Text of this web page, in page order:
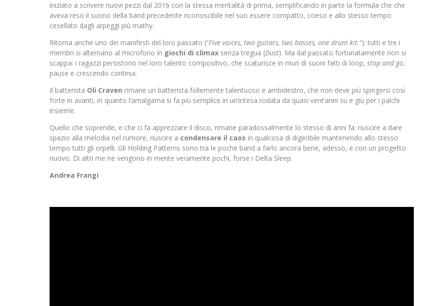
iniziato a scrivere nuovi pezzi dal 2016 con la stessa mentalità di prima, semplificando in parte la formula che che
aveva reso il suono della band precedente riconoscibile nel suo essere compatto, coeso e allo stesso tempo
cesellato dagli arpeggi più mathy.
Ritorna anche uno dei manifesti del loro passato (“Five voices, two guitars, two basses, one drum kit.“): tutti e tre i
membri si alternano al microfono in giochi di climax senza tregua (Dust). Ma dal passato fortunatamente non si
scappa: i ragazzi persistono nel loro talento compositivo, che scaturisce in muri di suoni fatti di loop, stop and go,
pause e crescendo continui.
Il batterista Oli Craven rimane un batterista follemente talentuoso e ambidestro, che non deve più spingersi così
forte in avanti, in quanto l’amalgama si fa più semplice in un’intesa rodata da quasi vent’anni su e giù per i palchi
insieme.
Quello che soprende, e che ci fa apprezzare il disco, rimane paradossalmente lo stesso di anni fa: riuscire a dare
spazio alla melodia nel rumore, riuscire a condensare il caos in qualcosa di digeribile mantenendo allo stesso
tempo tutti gli orpelli. Gli Holding Patterns sono tra le poche band a farlo ancora bene, adesso, e con un progetto
nuovo. Di altri me ne vengono in mente veramente pochi, forse i Delta Sleep.
Andrea Frangi